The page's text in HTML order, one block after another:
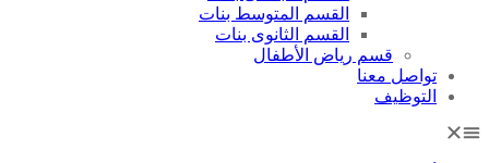
القسم المتوسط بنات
القسم الثانوى بنات
قسم رياض الأطفال
تواصل معنا
التوظيف